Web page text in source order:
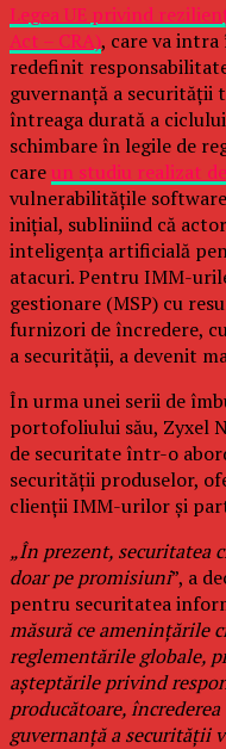
Legea UE privind
Act – CRA), care va
redefinit
guvernanță a securității
întreaga durată a
schimbare în legile de
careun studiu realizat
vulnerabilitățile
inițial, subliniind că
inteligența artificială
atacuri. Pentru IMM-
gestionare (MSP) cu
furnizori de încredere,
a securității, a devenit
În urma unei serii de
portofoliului său, Zyxel
de securitate într-o
securității produselor,
clienții IMM-urilor și
„În prezent, securitatea
doar pe promisiuni”, a
pentru securitatea
măsură ce amenințările
reglementările globale,
așteptările privind
producătoare,
guvernanță a securității